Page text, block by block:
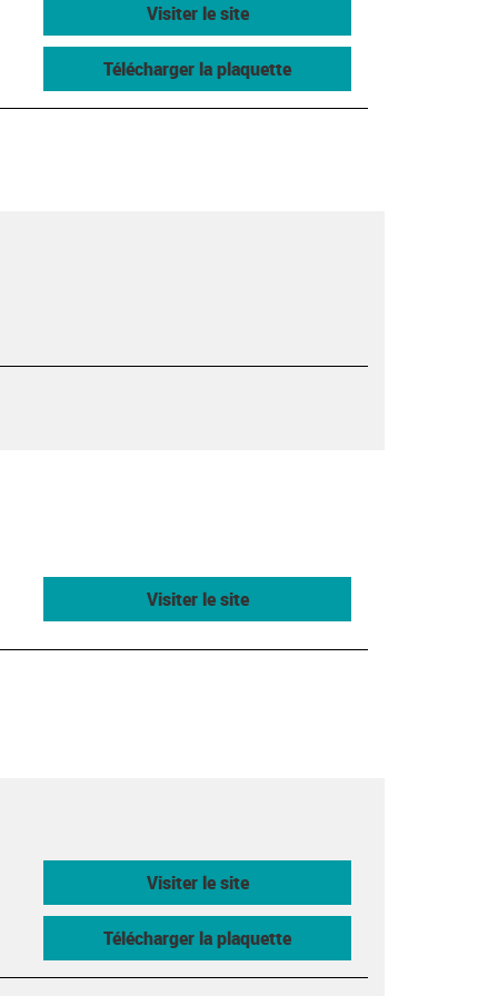
Visiter le site
Télécharger la plaquette
Visiter le site
Visiter le site
Télécharger la plaquette